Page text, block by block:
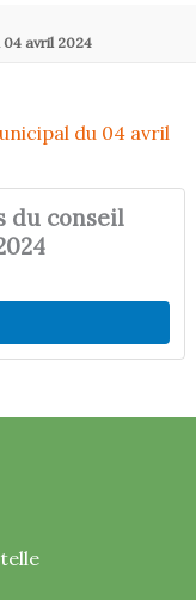
04 avril 2024
du 04 avril
du conseil